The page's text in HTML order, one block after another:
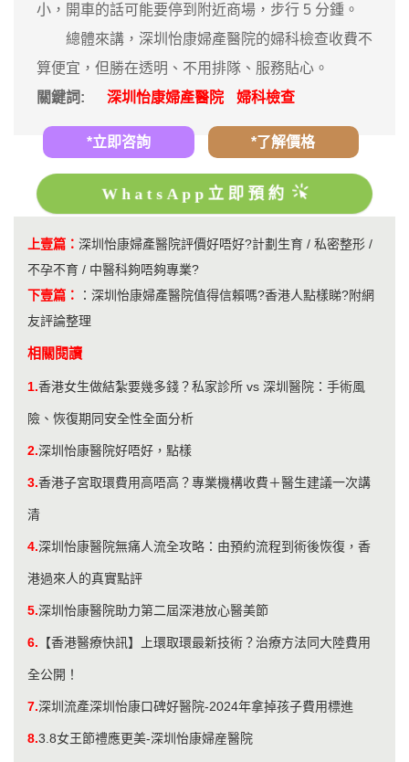
小，開車的話可能要停到附近商場，步行 5 分鍾。
總體來講，深圳怡康婦產醫院的婦科檢查收費不
算便宜，但勝在透明、不用排隊、服務貼心。
關鍵詞:
深圳怡康婦產醫院 婦科檢查
*立即咨詢 *了解價格
WhatsApp立即預約
上壹篇： 深圳怡康婦產醫院評價好唔好?計劃生育 / 私密整形 /
不孕不育 / 中醫科夠唔夠專業?
下壹篇：
： 深圳怡康婦產醫院值得信賴嗎?香港人點樣睇?附網
友評論整理
相關閱讀
1.香港女生做結紮要幾多錢？私家診所 vs 深圳醫院：手術風
險、恢復期同安全性全面分析
2.深圳怡康醫院好唔好，點樣
3.香港子宮取環費用高唔高？專業機構收費＋醫生建議一次講
清
4.深圳怡康醫院無痛人流全攻略：由預約流程到術後恢復，香
港過來人的真實點評
5.深圳怡康醫院助力第二屆深港放心醫美節
6. 【香港醫療快訊】上環取環最新技術？治療方法同大陸費用
全公開！
7.深圳流產深圳怡康口碑好醫院-2024年拿掉孩子費用標進
8.3.8女王節禮應更美-深圳怡康婦産醫院